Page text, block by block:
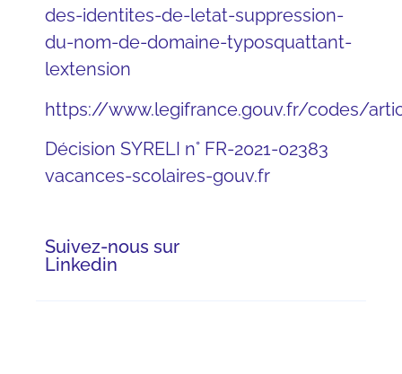
des-identites-de-letat-suppression-
du-nom-de-domaine-typosquattant-
lextension
https://www.legifrance.gouv.fr/codes/
Décision SYRELI n° FR-2021-02383
vacances-scolaires-gouv.fr
Suivez-nous sur
Linkedin